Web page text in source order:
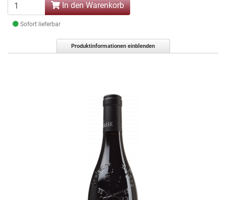
In den Warenkorb
Sofort lieferbar
Produktinformationen einblenden